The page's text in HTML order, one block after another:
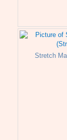
Stretch